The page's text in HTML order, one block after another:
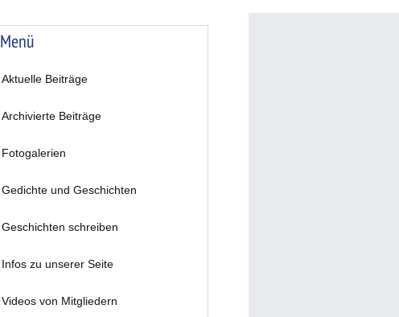
Menü
Aktuelle Beiträge
Archivierte Beiträge
Fotogalerien
Gedichte und Geschichten
Geschichten schreiben
Infos zu unserer Seite
Videos von Mitgliedern